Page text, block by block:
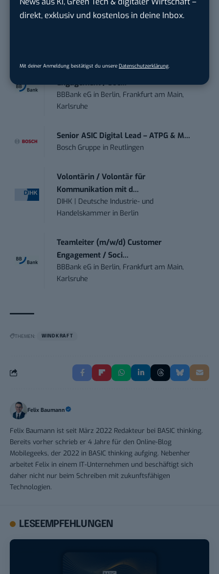
direkt, exklusiv und kostenlos in deine Inbox.
Mit deiner Anmeldung bestätigst du unsere Datenschutzerklärung.
Werkstudent (m/w/d) im Bereich
Mitarbeiter (m/w/d) Customer
Engagement / Soc...
BBBank eG in Berlin, Frankfurt am Main,
Karlsruhe
Senior ASIC Digital Lead – ATPG & M...
Bosch Gruppe in Reutlingen
Volontärin / Volontär für
Kommunikation mit d...
DIHK | Deutsche Industrie- und
Handelskammer in Berlin
Teamleiter (m/w/d) Customer
Engagement / Soci...
BBBank eG in Berlin, Frankfurt am Main,
Karlsruhe
THEMEN: WINDKRAFT
Felix Baumann
Felix Baumann ist seit März 2022 Redakteur bei BASIC thinking.
Bereits vorher schrieb er 4 Jahre für den Online-Blog
Mobilegeeks, der 2022 in BASIC thinking aufging. Nebenher
arbeitet Felix in einem IT-Unternehmen und beschäftigt sich
daher nicht nur beim Schreiben mit zukunftsfähigen
Technologien.
LESEEMPFEHLUNGEN